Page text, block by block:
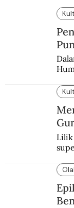
Lilik